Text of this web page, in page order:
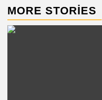
MORE STORIES